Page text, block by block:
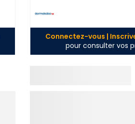
Connectez-vous |
pour consulter vos